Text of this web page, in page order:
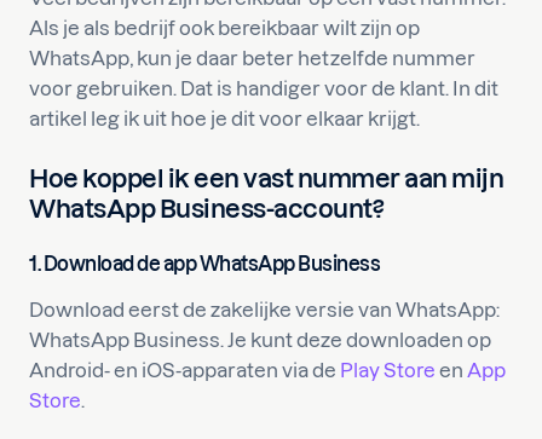
Als je als bedrijf ook bereikbaar wilt zijn op
WhatsApp, kun je daar beter hetzelfde nummer
voor gebruiken. Dat is handiger voor de klant. In dit
artikel leg ik uit hoe je dit voor elkaar krijgt.
Hoe koppel ik een vast nummer aan mijn
WhatsApp Business-account?
1. Download de app WhatsApp Business
Download eerst de zakelijke versie van WhatsApp:
WhatsApp Business. Je kunt deze downloaden op
Android- en iOS-apparaten via de Play Store en App
Store.